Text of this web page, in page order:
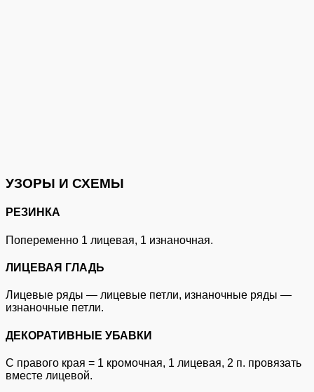
УЗОРЫ И СХЕМЫ
РЕЗИНКА
Попеременно 1 лицевая, 1 изнаночная.
ЛИЦЕВАЯ ГЛАДЬ
Лицевые ряды — лицевые петли, изнаночные ряды —
изнаночные петли.
ДЕКОРАТИВНЫЕ УБАВКИ
С правого края = 1 кромочная, 1 лицевая, 2 п. провязать
вместе лицевой.